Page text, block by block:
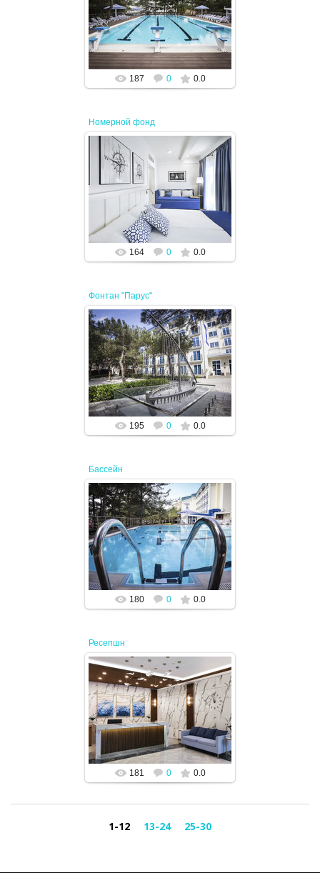
02.08.2024
JENEK
187 0 0.0
Номерной фонд
02.08.2024
JENEK
164 0 0.0
Фонтан "Парус"
02.08.2024
JENEK
195 0 0.0
Бассейн
02.08.2024
JENEK
180 0 0.0
Ресепшн
02.08.2024
JENEK
181 0 0.0
1-12 13-24 25-30